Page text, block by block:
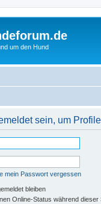
um den Hund
sein, um
mein Passwort vergessen
bleiben
Online-Status während